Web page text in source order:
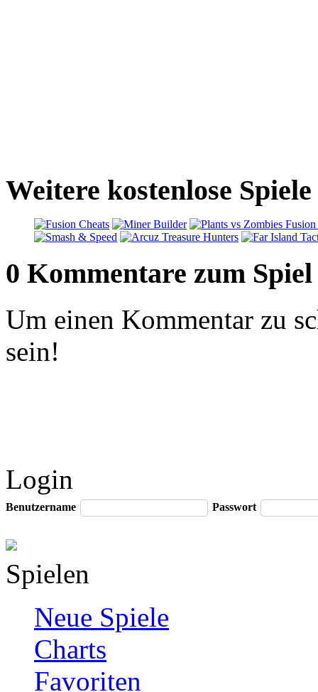
Weitere kostenlose
0 Kommentare zum Spiel
Um einen Kommentar zu
sein!
Login
Benutzername Passwort
Spielen
Neue Spiele
Charts
Favoriten